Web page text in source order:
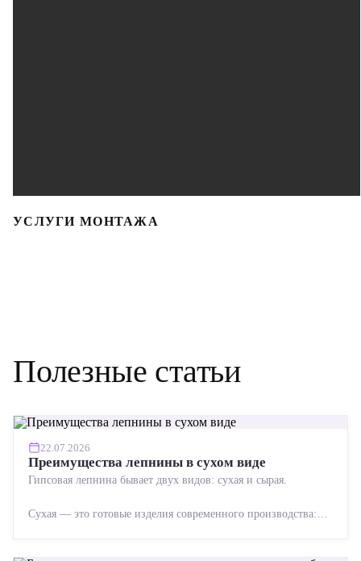
УСЛУГИ МОНТАЖА
Полезные статьи
22.07.2026
Преимущества лепнины в сухом виде
Гипсовая лепнина бывает двух видов: сухая и сырая.
Сухая — это готовые изделия современного производства: